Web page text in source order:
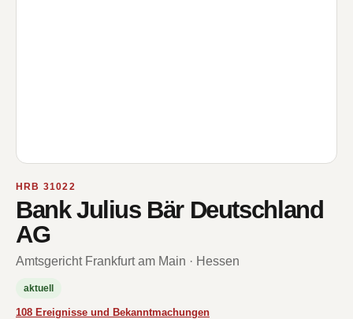
HRB 31022
Bank Julius Bär Deutschland
AG
Amtsgericht Frankfurt am Main · Hessen
aktuell
108 Ereignisse und Bekanntmachungen